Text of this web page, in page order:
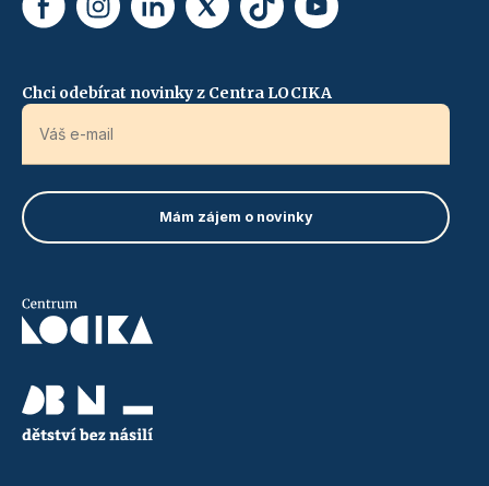
Chci odebírat novinky z Centra LOCIKA